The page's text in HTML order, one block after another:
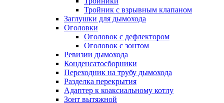
Тройник с взрывным клапаном
Заглушки для дымохода
Оголовки
Оголовок с дефлектором
Оголовок с зонтом
Ревизии дымохода
Конденсатосборники
Переходник на трубу дымохода
Разделка перекрытия
Адаптер к коаксиальному котлу
Зонт вытяжной